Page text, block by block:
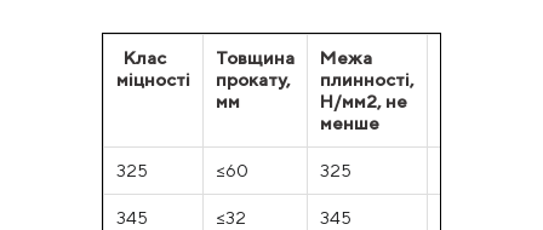
Клас
міцності
Товщина
прокату,
мм
Межа
плинності,
Н/мм2, не
менше
325 ≤60 325
345 ≤32 345